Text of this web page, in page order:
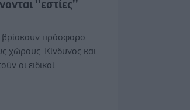
''εστίες''
βρίσκουν πρόσφορο
χώρους. Κίνδυνος και
οι ειδικοί.